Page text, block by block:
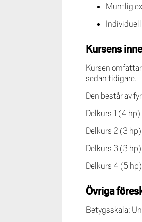
Muntlig
Kursens
Kursen
sedan tidigare.
Den består av
Delkurs 1 (4
Delkurs 2 (3
Delkurs 3 (3
Delkurs 4 (5
Övriga
Betygsskala: